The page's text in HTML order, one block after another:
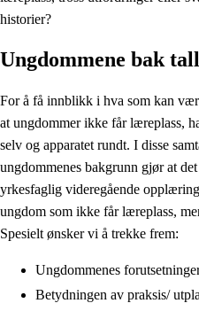
historier?
Ungdommene bak
For å få innblikk i hva som kan
at ungdommer ikke får læreplass,
selv og apparatet rundt. I disse
ungdommenes bakgrunn gjør at
yrkesfaglig videregående
ungdom som ikke får læreplass,
Spesielt ønsker vi å trekke frem:
Ungdommenes
Betydningen av praksis/